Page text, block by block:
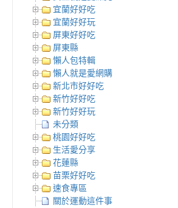
宜蘭好好吃
宜蘭好好玩
屏東好好吃
屏東縣
懶人包特輯
懶人就是愛網購
新北市好好吃
新竹好好吃
新竹好好玩
未分類
桃園好好吃
生活愛分享
花蓮縣
苗栗好好吃
速食專區
關於運動這件事